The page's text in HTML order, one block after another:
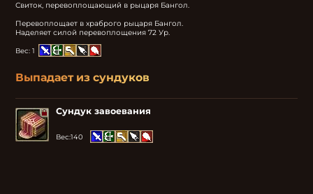
Свиток, перевоплощающий в рыцаря Бангол.
Перевоплощает в храброго рыцаря Бангол.
Наделяет силой перевоплощения 72 Ур.
Вес:1
Выпадает из сундуков
Сундук завоевания
Вес:140